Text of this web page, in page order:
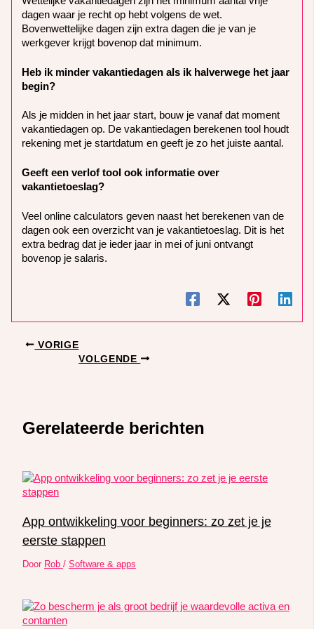
dagen waar je recht op hebt volgens de wet.
Bovenwettelijke dagen zijn extra dagen die je van je
werkgever krijgt bovenop dat minimum.
Heb ik minder vakantiedagen als ik halverwege het jaar
begin?
Als je midden in het jaar start, bouw je vanaf dat moment
vakantiedagen op. De vakantiedagen berekenen tool houdt
rekening met je startdatum en geeft je zo het juiste aantal.
Geeft een verlof tool ook informatie over
vakantietoeslag?
Veel online calculators geven naast het berekenen van de
dagen ook een overzicht van je vakantietoeslag. Dit is het
extra bedrag dat je ieder jaar in mei of juni ontvangt
bovenop je salaris.
VORIGE
VOLGENDE
Gerelateerde berichten
App ontwikkeling voor beginners: zo zet je je
eerste stappen
Door Rob / Software & apps